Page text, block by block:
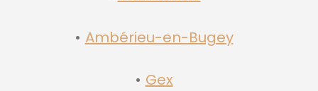
Ambérieu-en-Bugey
Gex